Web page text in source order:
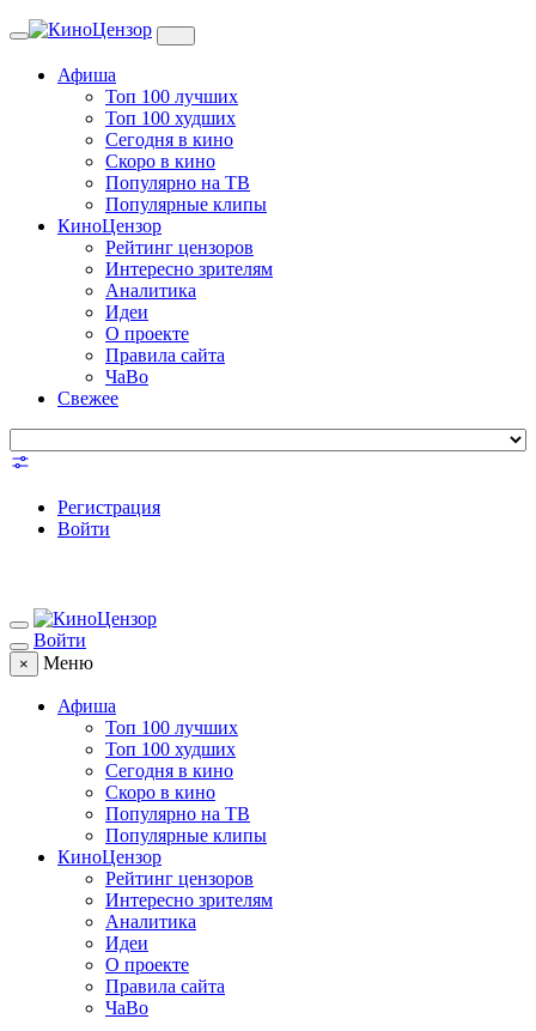
Toggle
Афиша
Топ 100 лучших
Топ 100 худших
Сегодня в кино
Скоро в кино
Популярно на ТВ
Популярные клипы
КиноЦензор
Рейтинг цензоров
Интересно зрителям
Аналитика
Идеи
О проекте
Правила сайта
ЧаВо
Свежее
Регистрация
Войти
Войти
× Меню
Афиша
Топ 100 лучших
Топ 100 худших
Сегодня в кино
Скоро в кино
Популярно на ТВ
Популярные клипы
КиноЦензор
Рейтинг цензоров
Интересно зрителям
Аналитика
Идеи
О проекте
Правила сайта
ЧаВо